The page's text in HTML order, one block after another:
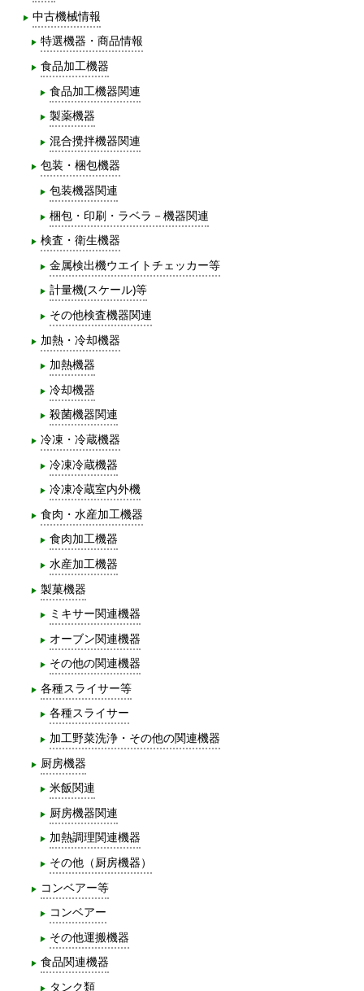
中古機械情報
特選機器・商品情報
食品加工機器
食品加工機器関連
製薬機器
混合攪拌機器関連
包装・梱包機器
包装機器関連
梱包・印刷・ラベラ－機器関連
検査・衛生機器
金属検出機ウエイトチェッカー等
計量機(スケール)等
その他検査機器関連
加熱・冷却機器
加熱機器
冷却機器
殺菌機器関連
冷凍・冷蔵機器
冷凍冷蔵機器
冷凍冷蔵室内外機
食肉・水産加工機器
食肉加工機器
水産加工機器
製菓機器
ミキサー関連機器
オーブン関連機器
その他の関連機器
各種スライサー等
各種スライサー
加工野菜洗浄・その他の関連機器
厨房機器
米飯関連
厨房機器関連
加熱調理関連機器
その他（厨房機器）
コンベアー等
コンベアー
その他運搬機器
食品関連機器
タンク類